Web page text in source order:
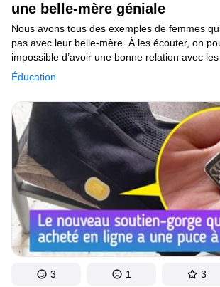
une belle-mère géniale
Éducation
Nous avons tous des exemples de femmes
pas avec leur belle-mère. À les écouter, on
impossible d’avoir une bonne relation avec
son conjoint. Pourtant, ce n’est pas du tout
femmes deviennent souvent très proches
3 1 3